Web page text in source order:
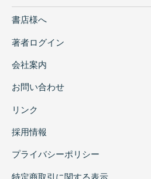
書店様へ
著者ログイン
会社案内
お問い合わせ
リンク
採用情報
プライバシーポリシー
特定商取引に関する表示